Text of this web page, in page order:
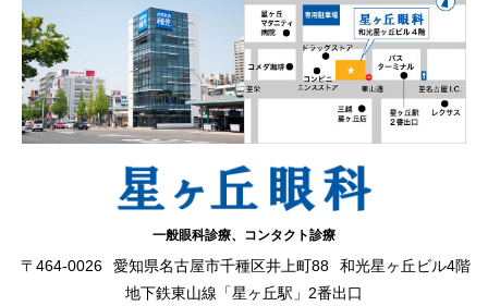
一般眼科診療、コンタクト診療
〒464-0026 愛知県名古屋市千種区井上町88
和光星ヶ丘ビル4階
地下鉄東山線「星ヶ丘駅」2番出口